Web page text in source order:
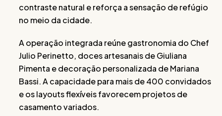
contraste natural e reforça a sensação de refúgio
no meio da cidade.
A operação integrada reúne gastronomia do Chef
Julio Perinetto, doces artesanais de Giuliana
Pimenta e decoração personalizada de Mariana
Bassi. A capacidade para mais de 400 convidados
e os layouts flexíveis favorecem projetos de
casamento variados.